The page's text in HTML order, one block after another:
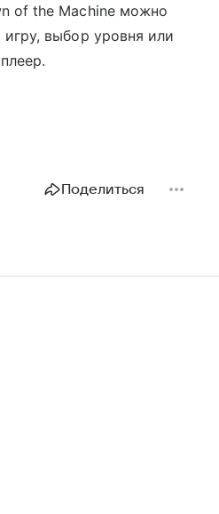
of the Machine можно
выбор уровня или
Поделиться